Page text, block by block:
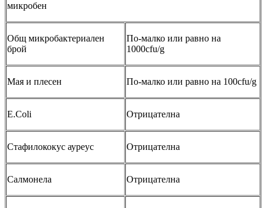
микробен
Общ микробактериален
брой
По-малко или равно на
1000cfu/g
Мая и плесен По-малко или равно на 100cfu/g
E.Coli Отрицателна
Стафилококус ауреус Отрицателна
Салмонела Отрицателна